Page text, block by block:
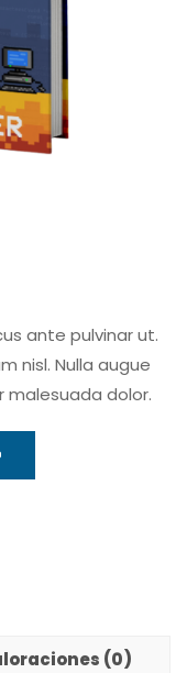
ante pulvinar ut.
nisl. Nulla augue
malesuada dolor.
(0)